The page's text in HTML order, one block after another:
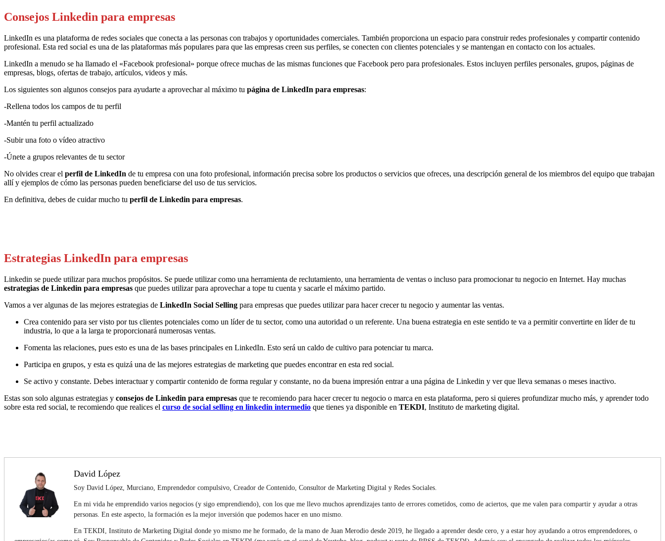
Consejos Linkedin para empresas
LinkedIn es una plataforma de redes sociales que conecta a las personas con trabajos y oportunidades comerciales. También proporciona un espacio para construir redes profesionales y compartir contenido
profesional. Esta red social es una de las plataformas más populares para que las empresas creen sus perfiles, se conecten con clientes potenciales y se mantengan en contacto con los actuales.
LinkedIn a menudo se ha llamado el «Facebook profesional» porque ofrece muchas de las mismas funciones que Facebook pero para profesionales. Estos incluyen perfiles personales, grupos, páginas de
empresas, blogs, ofertas de trabajo, artículos, videos y más.
Los siguientes son algunos consejos para ayudarte a aprovechar al máximo tu página de LinkedIn para empresas:
-Rellena todos los campos de tu perfil
-Mantén tu perfil actualizado
-Subir una foto o vídeo atractivo
-Únete a grupos relevantes de tu sector
No olvides crear el perfil de LinkedIn de tu empresa con una foto profesional, información precisa sobre los productos o servicios que ofreces, una descripción general de los miembros del equipo que trabajan
allí y ejemplos de cómo las personas pueden beneficiarse del uso de tus servicios.
En definitiva, debes de cuidar mucho tu perfil de Linkedin para empresas.
Estrategias LinkedIn para empresas
Linkedin se puede utilizar para muchos propósitos. Se puede utilizar como una herramienta de reclutamiento, una herramienta de ventas o incluso para promocionar tu negocio en Internet. Hay muchas
estrategias de Linkedin para empresas que puedes utilizar para aprovechar a tope tu cuenta y sacarle el máximo partido.
Vamos a ver algunas de las mejores estrategias de LinkedIn Social Selling para empresas que puedes utilizar para hacer crecer tu negocio y aumentar las ventas.
Crea contenido para ser visto por tus clientes potenciales como un líder de tu sector, como una autoridad o un referente. Una buena estrategia en este sentido te va a permitir convertirte en líder de tu
industria, lo que a la larga te proporcionará numerosas ventas.
Fomenta las relaciones, pues esto es una de las bases principales en LinkedIn. Esto será un caldo de cultivo para potenciar tu marca.
Participa en grupos, y esta es quizá una de las mejores estrategias de marketing que puedes encontrar en esta red social.
Se activo y constante. Debes interactuar y compartir contenido de forma regular y constante, no da buena impresión entrar a una página de Linkedin y ver que lleva semanas o meses inactivo.
Estas son solo algunas estrategias y consejos de Linkedin para empresas que te recomiendo para hacer crecer tu negocio o marca en esta plataforma, pero si quieres profundizar mucho más, y aprender todo
sobre esta red social, te recomiendo que realices el curso de social selling en linkedin intermedio que tienes ya disponible en TEKDI, Instituto de marketing digital.
David López
Soy David López, Murciano, Emprendedor compulsivo, Creador de Contenido, Consultor de Marketing Digital y Redes Sociales.
En mi vida he emprendido varios negocios (y sigo emprendiendo), con los que me llevo muchos aprendizajes tanto de errores cometidos, como de aciertos, que me valen para compartir y ayudar a otras
personas. En este aspecto, la formación es la mejor inversión que podemos hacer en uno mismo.
En TEKDI, Instituto de Marketing Digital donde yo mismo me he formado, de la mano de Juan Merodio desde 2019, he llegado a aprender desde cero, y a estar hoy ayudando a otros emprendedores, o